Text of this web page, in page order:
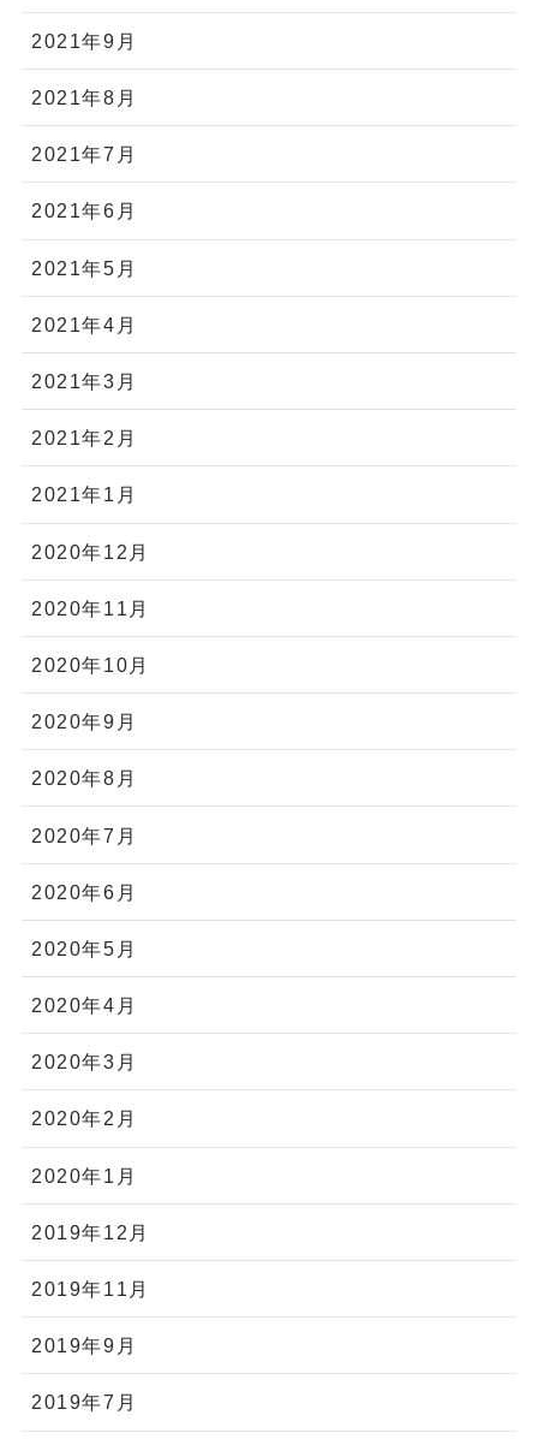
2021年9月
2021年8月
2021年7月
2021年6月
2021年5月
2021年4月
2021年3月
2021年2月
2021年1月
2020年12月
2020年11月
2020年10月
2020年9月
2020年8月
2020年7月
2020年6月
2020年5月
2020年4月
2020年3月
2020年2月
2020年1月
2019年12月
2019年11月
2019年9月
2019年7月